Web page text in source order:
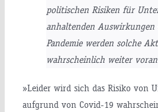
politischen Risiken für
anhaltenden Auswirkungen
Pandemie werden solche
wahrscheinlich weiter
»Leider wird sich das Risiko von
aufgrund von Covid-19